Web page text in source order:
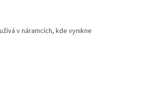
v náramcích, kde vynikne